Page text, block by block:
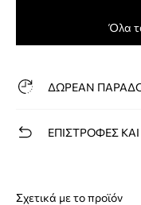
Όλα
ΔΩΡΕΑΝ
ΕΠΙΣΤΡΟΦΕΣ
Σχετικά με το προϊόν